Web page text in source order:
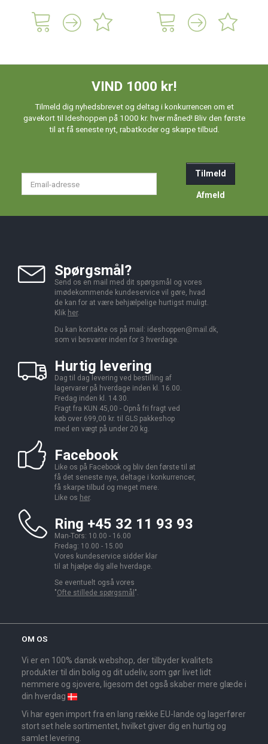
VIND 1000 kr!
Tilmeld dig nyhedsbrevet og deltag i konkurrencen om et
gavekort til Ideshoppen på 1000 kr. hver måned! Bliv den første
til at få seneste nyt, rabatkoder og skarpe tilbud.
Tilmeld
Afmeld
Spørgsmål?
Send os en mail med dit spørgsmål og vores
imødekommende kundeservice vil gøre, hvad
de kan for at være behjælpelige hurtigst muligt.
Klik her.
Du kan kontakte os på mail: ideshoppen@mail.dk,
som vi besvarer inden for 3 hverdage.
Hurtig levering
Dag til dag levering ved bestilling af
lagervarer på hverdage inden kl. 16.00.
Fredag inden kl. 14.30.
Fragt fra KUN 45,00 - Opnå fri fragt ved
køb over 699,00 kr. til GLS pakkeshop
med en vægt på under 20 kg.
Facebook
Like os på Facebook og bliv den første til at
få det seneste nye, deltage i konkurrencer,
få skarpe tilbud og meget mere.
Like os her.
Ring +45 32 11 93 93
Man-Tors: 10.00 - 16.00
Fredag: 10.00 - 15.00
Vores kundeservice sidder klar
til at hjælpe dig alle hverdage.
Se eventuelt også vores
"Ofte stillede spørgsmål ".
OM OS
Vi er en 100% dansk webshop, der tilbyder kvalitets
produkter til din bolig og dit udeliv, som gør livet lidt
nemmere og sjovere, ligesom det også skaber mere glæde i
din hverdag
Vi har egen import fra en lang række EU-lande og lagerfører
stort set hele sortimentet, hvilket giver dig en hurtig og
samlet levering.